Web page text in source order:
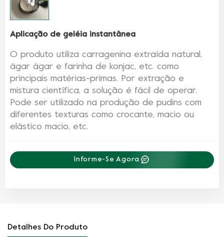
Aplicação de geléia instantânea
O produto utiliza carragenina extraída natural,
ágar ágar e farinha de konjac, etc. como
principais matérias-primas. Por extração e
mistura científica, a solução é fácil de operar.
Pode ser utilizado na produção de pudins com
diferentes texturas como crocante, macio ou
elástico macio, etc.
Informe-Se Agora
Detalhes Do Produto